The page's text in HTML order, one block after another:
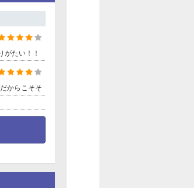
オプション
オプション
オプション
がたい！！
からこそそ